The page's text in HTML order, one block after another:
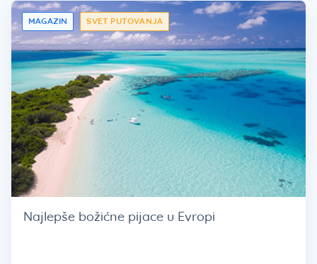
MAGAZIN SVET PUTOVANJA
Najlepše božićne pijace u Evropi